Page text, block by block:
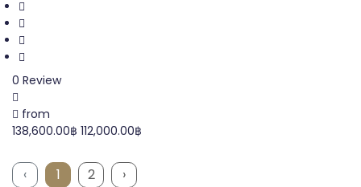
0 Review
from
138,600.00฿ 112,000.00฿
‹ 1 2 ›